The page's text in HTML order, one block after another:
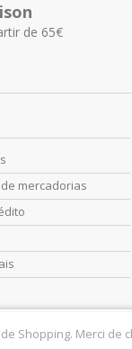
de 65€
mercadorias
Shopping. Merci de